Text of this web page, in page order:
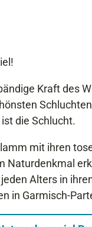
Kraft des
die Schlucht.
mit ihren
Naturdenkmal
Alters in
in Garmisch-